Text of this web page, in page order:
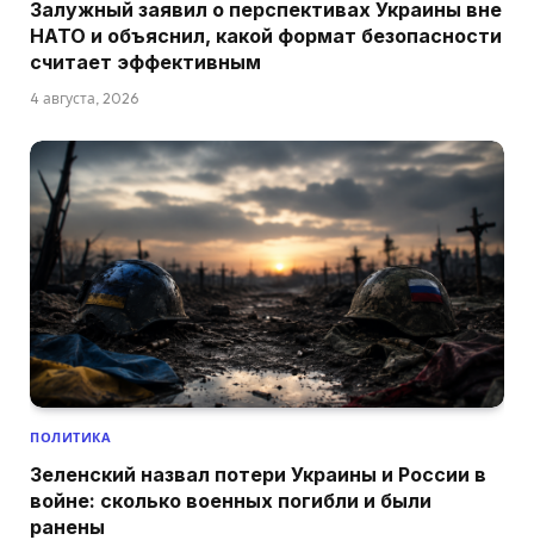
Залужный заявил о перспективах Украины вне
НАТО и объяснил, какой формат безопасности
считает эффективным
4 августа, 2026
ПОЛИТИКА
Зеленский назвал потери Украины и России в
войне: сколько военных погибли и были
ранены